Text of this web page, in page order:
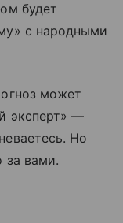
будет
с народными
может
эксперт» —
Но
за вами.